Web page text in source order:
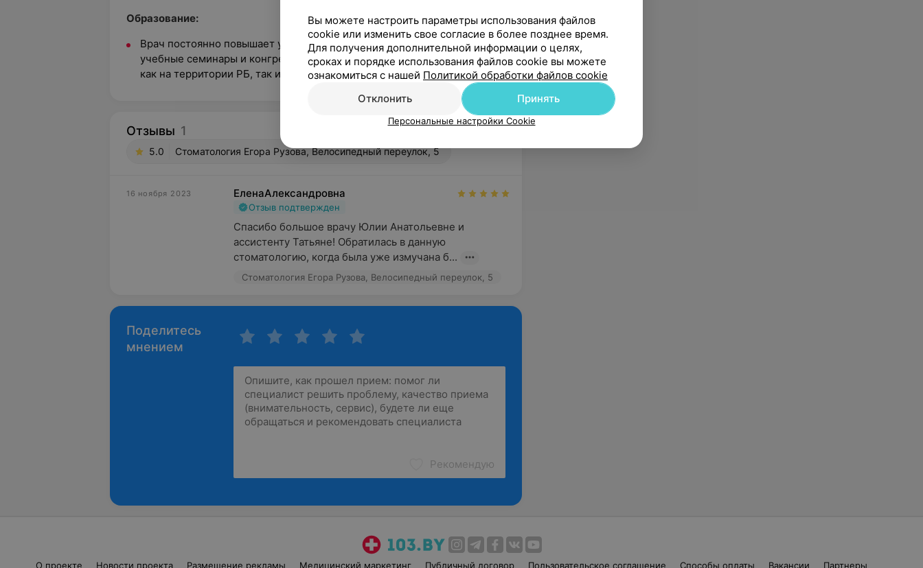
Образование:
Врач постоянно повышает уровень своих знаний, посещая различные
учебные семинары и конгрессы ведущих стоматологов современности
как на территории РБ, так и за рубежом
Отзывы 1
5.0 Стоматология Егора Рузова, Велосипедный переулок, 5
16 ноября 2023 ЕленаАлександровна
Отзыв подтвержден
Спасибо большое врачу Юлии Анатольевне и
ассистенту Татьяне! Обратилась в данную
стоматологию, когда была уже измучана б...
Стоматология Егора Рузова, Велосипедный переулок, 5
Поделитесь
мнением
Рекомендую
О проекте Новости проекта Размещение рекламы Медицинский маркетинг Публичный договор Пользовательское соглашение Способы оплаты Вакансии Партнеры
Вы можете настроить параметры использования файлов
cookie или изменить свое согласие в более позднее время.
Для получения дополнительной информации о целях,
сроках и порядке использования файлов cookie вы можете
ознакомиться с нашей Политикой обработки файлов cookie
Отклонить
Принять
Персональные настройки Cookie